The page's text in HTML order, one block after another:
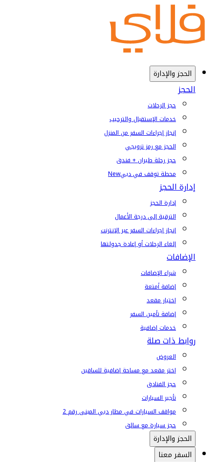
الحجز والإدارة
الحجز
حجز الرحلات
خدمات الإستقبال والترحيب
إنجاز إجراءات السفر من المنزل
الحجز مع رمز ترويجي
حجز رحلة طيران + فندق
محطة توقف في دبيNew
إدارة الحجز
إدارة الحجز
الترقية إلى درجة الأعمال
إنجاز إجراءات السفر عبر الإنترنت
إلغاء الرحلات أو إعادة جدولتها
الإضافات
شراء الإضافات
إضافة أمتعة
اختيار مقعد
إضافة تأمين السفر
خدمات إضافية
روابط ذات صلة
العروض
اختر مقعد مع مساحة إضافية للساقين
حجز الفنادق
تأجير السيارات
مواقف السيارات في مطار دبي المبنى رقم 2
حجز سيارة مع سائق
الحجز والإدارة
السفر معنا